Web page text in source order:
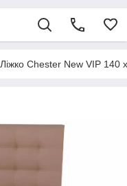
Ліжко Chester New VIP